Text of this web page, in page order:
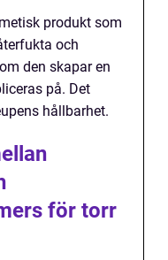
produkt som
och
den skapar en
på. Det
hållbarhet.
för torr